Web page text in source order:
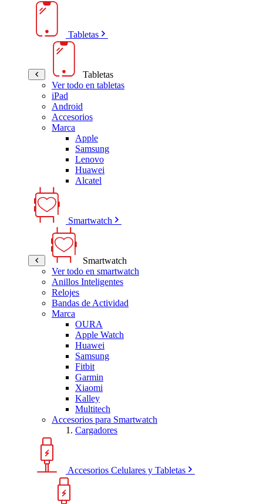
Tabletas
Tabletas
Ver todo en tabletas
iPad
Android
Accesorios
Marca
Apple
Samsung
Lenovo
Huawei
Alcatel
Smartwatch
Smartwatch
Ver todo en smartwatch
Anillos Inteligentes
Relojes
Bandas de Actividad
Marca
OURA
Apple Watch
Huawei
Samsung
Fitbit
Garmin
Xiaomi
Kalley
Multitech
Accesorios para Smartwatch
Cargadores
Accesorios Celulares y Tabletas